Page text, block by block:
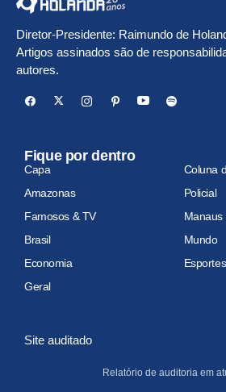
Diretor-Presidente: Raimundo de
Artigos assinados são de
autores.
Fique por dentro
Capa
Coluna
Amazonas
Policial
Famosos & TV
Manaus
Brasil
Mundo
Economia
Esportes
Geral
Site auditado
Relatório de auditoria em